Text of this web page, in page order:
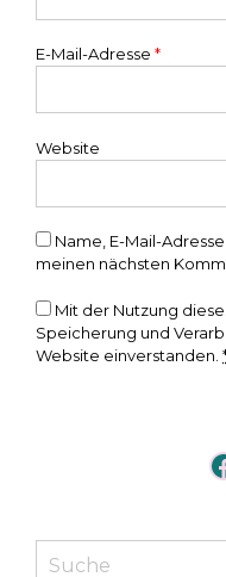
E-Mail-Adresse *
Website
Name, E-Mail-
meinen nächsten
Mit der Nutzung
Speicherung und
Website einverstanden.
Suchen